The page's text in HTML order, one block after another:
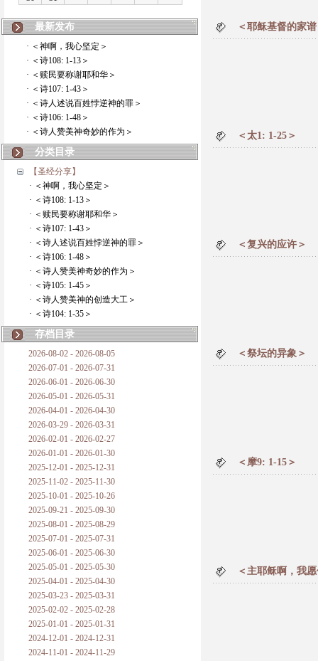
最新发布
· ＜神啊，我心坚定＞
· ＜诗108: 1-13＞
· ＜赎民要称谢耶和华＞
· ＜诗107: 1-43＞
· ＜诗人述说百姓悖逆神的罪＞
· ＜诗106: 1-48＞
· ＜诗人赞美神奇妙的作为＞
分类目录
【圣经分享】
· ＜神啊，我心坚定＞
· ＜诗108: 1-13＞
· ＜赎民要称谢耶和华＞
· ＜诗107: 1-43＞
· ＜诗人述说百姓悖逆神的罪＞
· ＜诗106: 1-48＞
· ＜诗人赞美神奇妙的作为＞
· ＜诗105: 1-45＞
· ＜诗人赞美神的创造大工＞
· ＜诗104: 1-35＞
存档目录
2026-08-02 - 2026-08-05
2026-07-01 - 2026-07-31
2026-06-01 - 2026-06-30
2026-05-01 - 2026-05-31
2026-04-01 - 2026-04-30
2026-03-29 - 2026-03-31
2026-02-01 - 2026-02-27
2026-01-01 - 2026-01-30
2025-12-01 - 2025-12-31
2025-11-02 - 2025-11-30
2025-10-01 - 2025-10-26
2025-09-21 - 2025-09-30
2025-08-01 - 2025-08-29
2025-07-01 - 2025-07-31
2025-06-01 - 2025-06-30
2025-05-01 - 2025-05-30
2025-04-01 - 2025-04-30
2025-03-23 - 2025-03-31
2025-02-02 - 2025-02-28
2025-01-01 - 2025-01-31
2024-12-01 - 2024-12-31
2024-11-01 - 2024-11-29
＜耶稣基督的家
＜太1: 1-25＞
＜复兴的应许＞
＜祭坛的异象＞
＜摩9: 1-15＞
＜主耶稣啊，我